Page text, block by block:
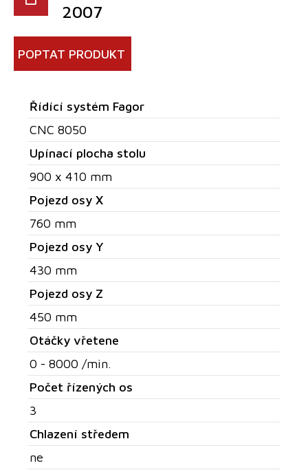
2007
POPTAT PRODUKT
Řídící systém Fagor
CNC 8050
Upínací plocha stolu
900 x 410 mm
Pojezd osy X
760 mm
Pojezd osy Y
430 mm
Pojezd osy Z
450 mm
Otáčky vřetene
0 - 8000 /min.
Počet řízených os
3
Chlazení středem
ne